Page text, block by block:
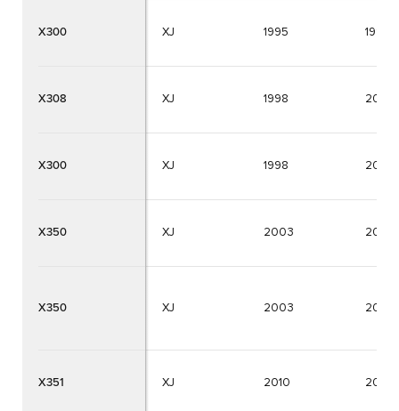
XJ 1995 1997
XJ 1998 2003
XJ 1998 2003
XJ 2003 2009
XJ 2003 2009
XJ 2010 2019
X300
X308
X300
X350
X350
X351